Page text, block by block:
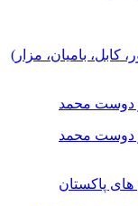
کابل، بامیان، مزار)
دوست محمد
دوست محمد
ھای پاکستان